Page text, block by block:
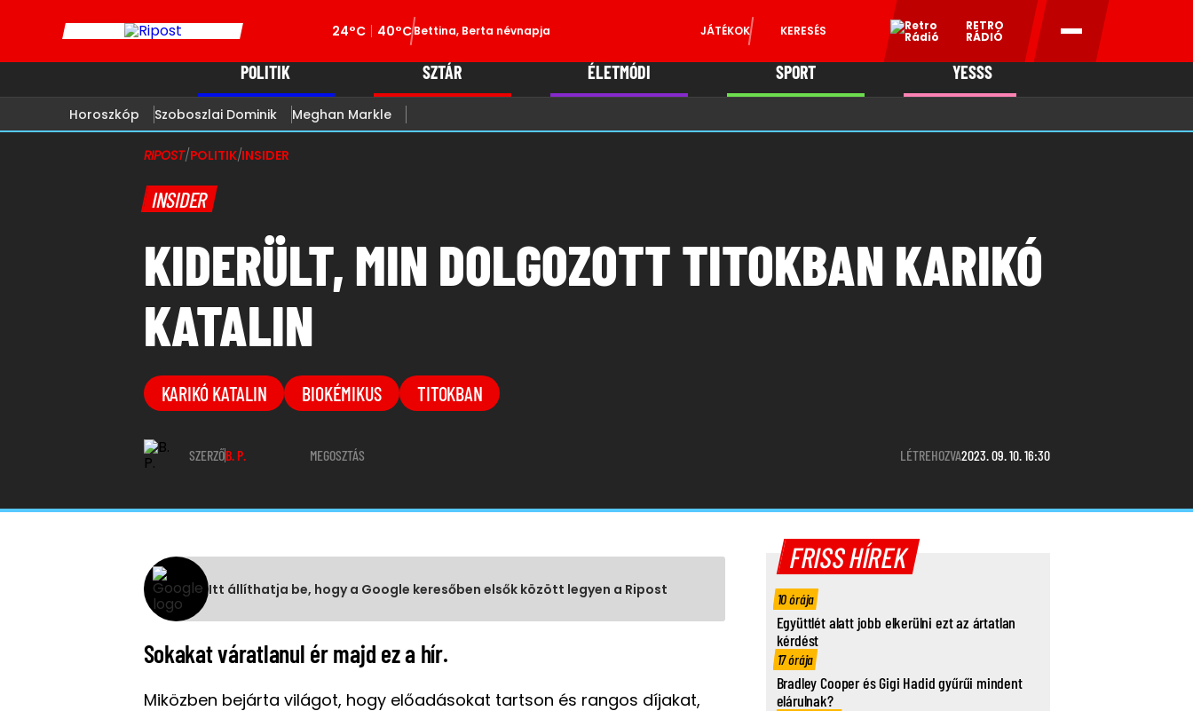
24°C 40°CBettina, Berta névnapja JÁTÉKOK KERESÉS RETRO
RÁDIÓ
POLITIK SZTÁR ÉLETMÓDI SPORT YESSS
Horoszkóp Szoboszlai Dominik Meghan Markle
RIPOST/POLITIK/INSIDER
INSIDER
KIDERÜLT, MIN DOLGOZOTT TITOKBAN KARIKÓ
KATALIN
KARIKÓ KATALIN BIOKÉMIKUS TITOKBAN
SZERZŐB. P. MEGOSZTÁS LÉTREHOZVA2023. 09. 10. 16:30
Itt állíthatja be, hogy a Google keresőben elsők között legyen a Ripost
Sokakat váratlanul ér majd ez a hír.
Miközben bejárta világot, hogy előadásokat tartson és rangos díjakat,
FRISS HÍREK
10 órája
Együttlét alatt jobb elkerülni ezt az ártatlan
kérdést
17 órája
Bradley Cooper és Gigi Hadid gyűrűi mindent
elárulnak?